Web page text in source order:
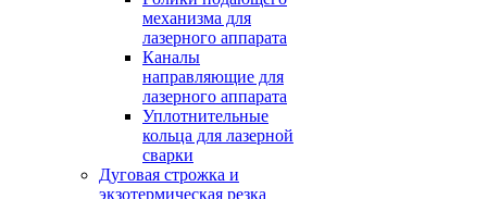
механизма для
лазерного аппарата
Каналы
направляющие для
лазерного аппарата
Уплотнительные
кольца для лазерной
сварки
Дуговая строжка и
экзотермическая резка